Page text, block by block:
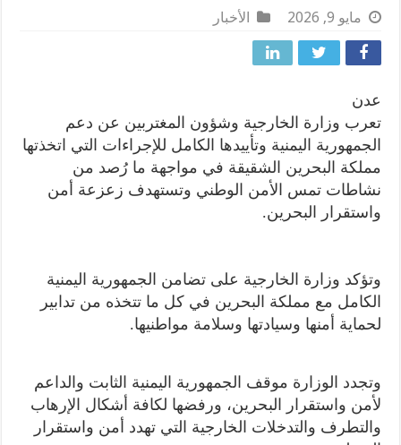
مايو 9, 2026 الأخبار
عدن
تعرب وزارة الخارجية وشؤون المغتربين عن دعم
الجمهورية اليمنية وتأييدها الكامل للإجراءات التي اتخذتها
مملكة البحرين الشقيقة في مواجهة ما رُصد من
نشاطات تمس الأمن الوطني وتستهدف زعزعة أمن
واستقرار البحرين.
وتؤكد وزارة الخارجية على تضامن الجمهورية اليمنية
الكامل مع مملكة البحرين في كل ما تتخذه من تدابير
لحماية أمنها وسيادتها وسلامة مواطنيها.
وتجدد الوزارة موقف الجمهورية اليمنية الثابت والداعم
لأمن واستقرار البحرين، ورفضها لكافة أشكال الإرهاب
والتطرف والتدخلات الخارجية التي تهدد أمن واستقرار